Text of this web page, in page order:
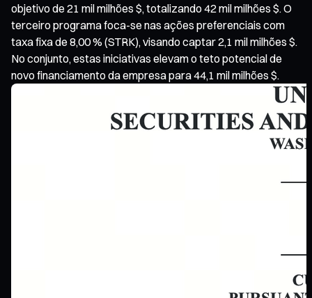
objetivo de 21 mil milhões $, totalizando 42 mil milhões $. O
terceiro programa foca-se nas ações preferenciais com
taxa fixa de 8,00 % (STRK), visando captar 2,1 mil milhões $.
No conjunto, estas iniciativas elevam o teto potencial de
novo financiamento da empresa para 44,1 mil milhões $.